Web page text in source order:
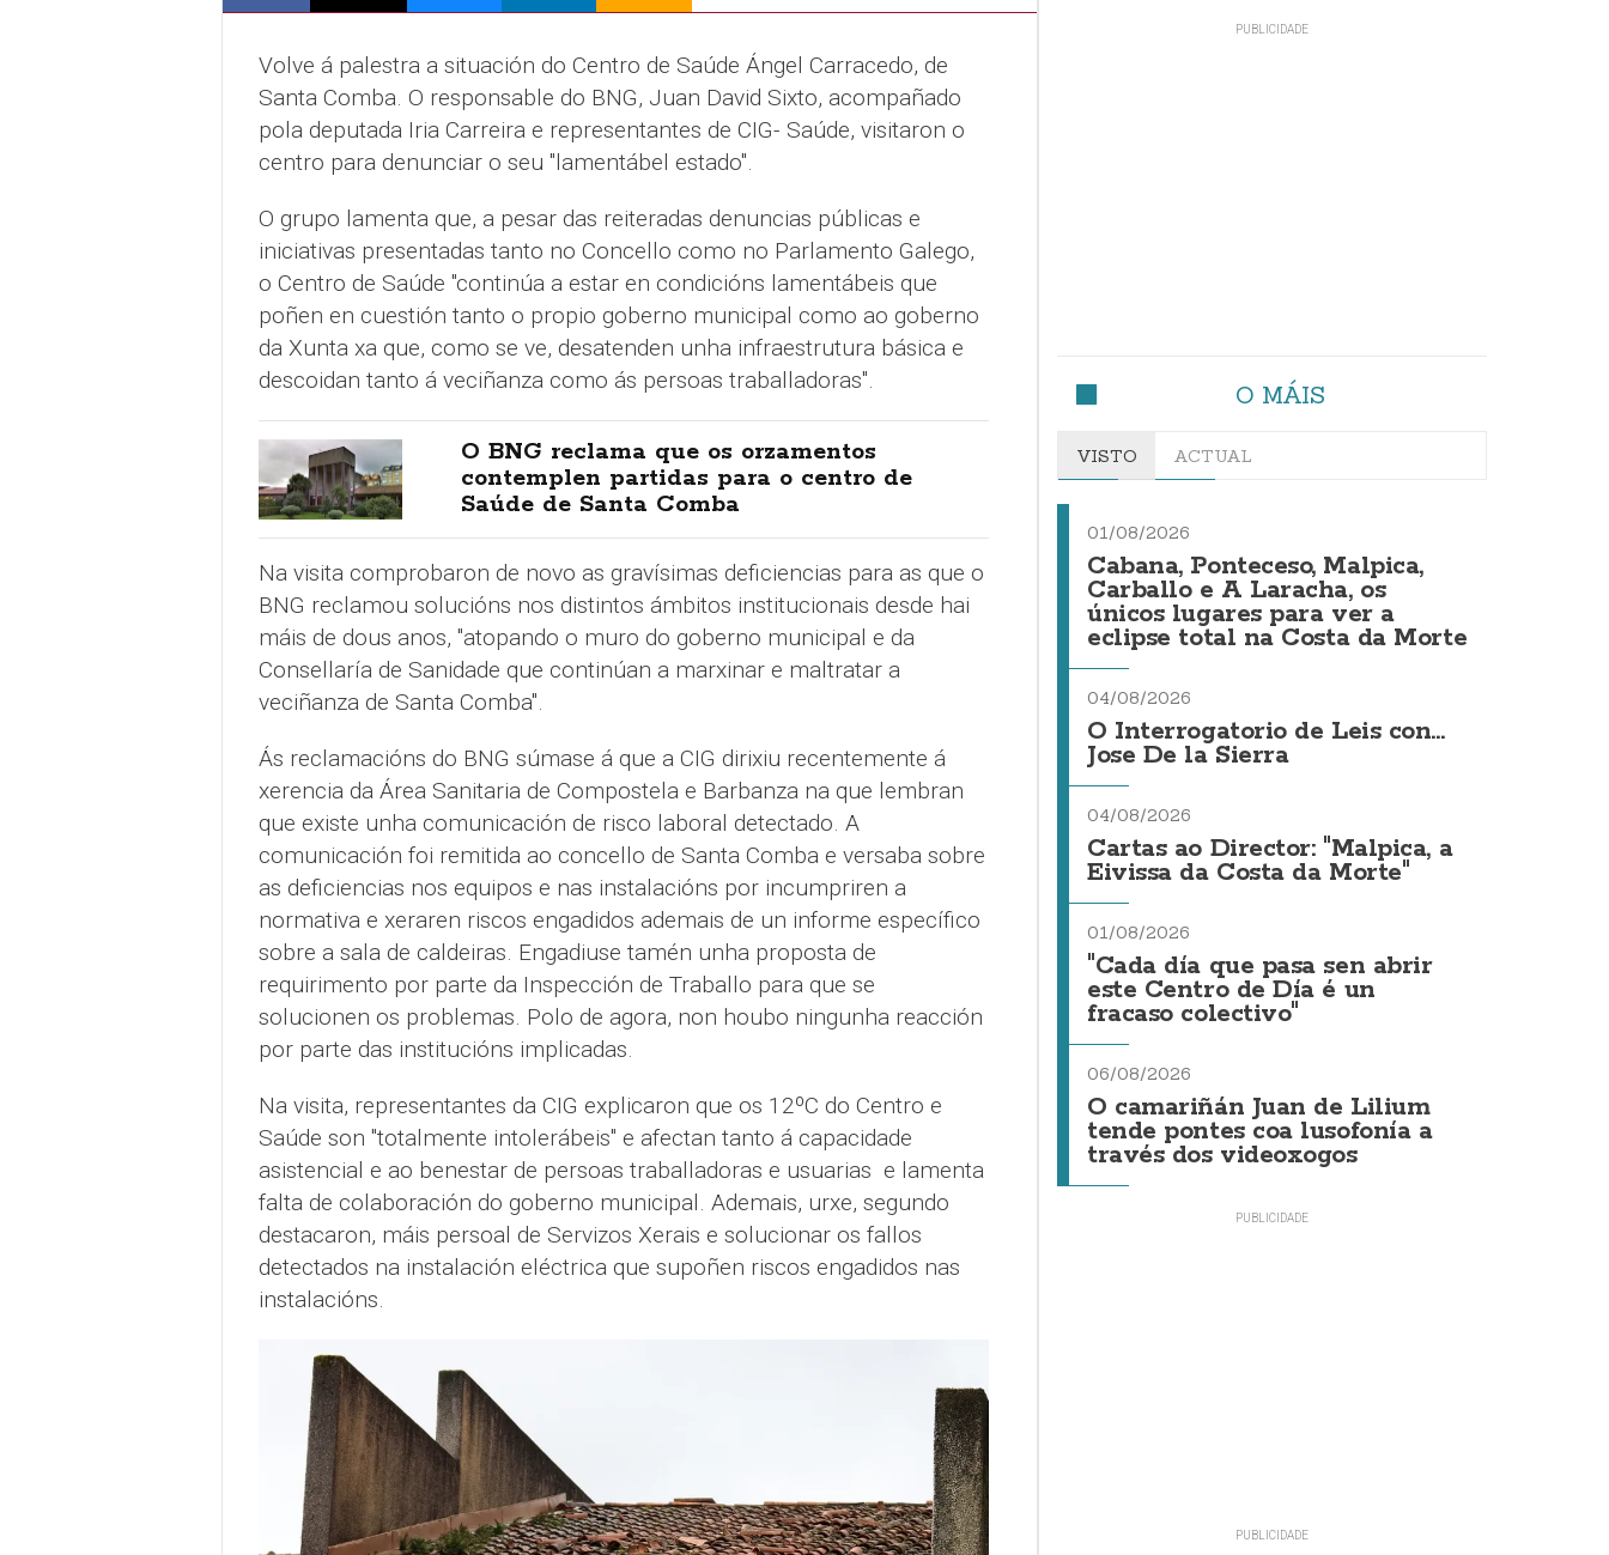
Volve á palestra a situación do Centro de Saúde Ángel Carracedo, de
Santa Comba. O responsable do BNG, Juan David Sixto, acompañado
pola deputada Iria Carreira e representantes de CIG- Saúde, visitaron o
centro para denunciar o seu "lamentábel estado".
O grupo lamenta que, a pesar das reiteradas denuncias públicas e
iniciativas presentadas tanto no Concello como no Parlamento Galego,
o Centro de Saúde "continúa a estar en condicións lamentábeis que
poñen en cuestión tanto o propio goberno municipal como ao goberno
da Xunta xa que, como se ve, desatenden unha infraestrutura básica e
descoidan tanto á veciñanza como ás persoas traballadoras".
O BNG reclama que os orzamentos
contemplen partidas para o centro de
Saúde de Santa Comba
Na visita comprobaron de novo as gravísimas deficiencias para as que o
BNG reclamou solucións nos distintos ámbitos institucionais desde hai
máis de dous anos, "atopando o muro do goberno municipal e da
Consellaría de Sanidade que continúan a marxinar e maltratar a
veciñanza de Santa Comba".
Ás reclamacións do BNG súmase á que a CIG dirixiu recentemente á
xerencia da Área Sanitaria de Compostela e Barbanza na que lembran
que existe unha comunicación de risco laboral detectado. A
comunicación foi remitida ao concello de Santa Comba e versaba sobre
as deficiencias nos equipos e nas instalacións por incumpriren a
normativa e xeraren riscos engadidos ademais de un informe específico
sobre a sala de caldeiras. Engadiuse tamén unha proposta de
requirimento por parte da Inspección de Traballo para que se
solucionen os problemas. Polo de agora, non houbo ningunha reacción
por parte das institucións implicadas.
Na visita, representantes da CIG explicaron que os 12ºC do Centro e
Saúde son "totalmente intolerábeis" e afectan tanto á capacidade
asistencial e ao benestar de persoas traballadoras e usuarias e lamenta
falta de colaboración do goberno municipal. Ademais, urxe, segundo
destacaron, máis persoal de Servizos Xerais e solucionar os fallos
detectados na instalación eléctrica que supoñen riscos engadidos nas
instalacións.
O MÁIS
VISTO ACTUAL
01/08/2026
Cabana, Ponteceso, Malpica,
Carballo e A Laracha, os
únicos lugares para ver a
eclipse total na Costa da Morte
04/08/2026
O Interrogatorio de Leis con...
Jose De la Sierra
04/08/2026
Cartas ao Director: "Malpica, a
Eivissa da Costa da Morte"
01/08/2026
"Cada día que pasa sen abrir
este Centro de Día é un
fracaso colectivo"
06/08/2026
O camariñán Juan de Lilium
tende pontes coa lusofonía a
través dos videoxogos